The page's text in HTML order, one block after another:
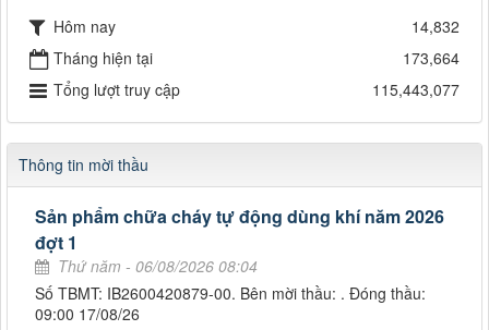
Hôm nay
14,832
Tháng hiện tại
173,664
Tổng lượt truy cập
115,443,077
Thông tin mời thầu
Sản phẩm chữa cháy tự động dùng khí năm 2026
đợt 1
Thứ năm - 06/08/2026 08:04
Số TBMT: IB2600420879-00. Bên mời thầu: . Đóng thầu:
09:00 17/08/26